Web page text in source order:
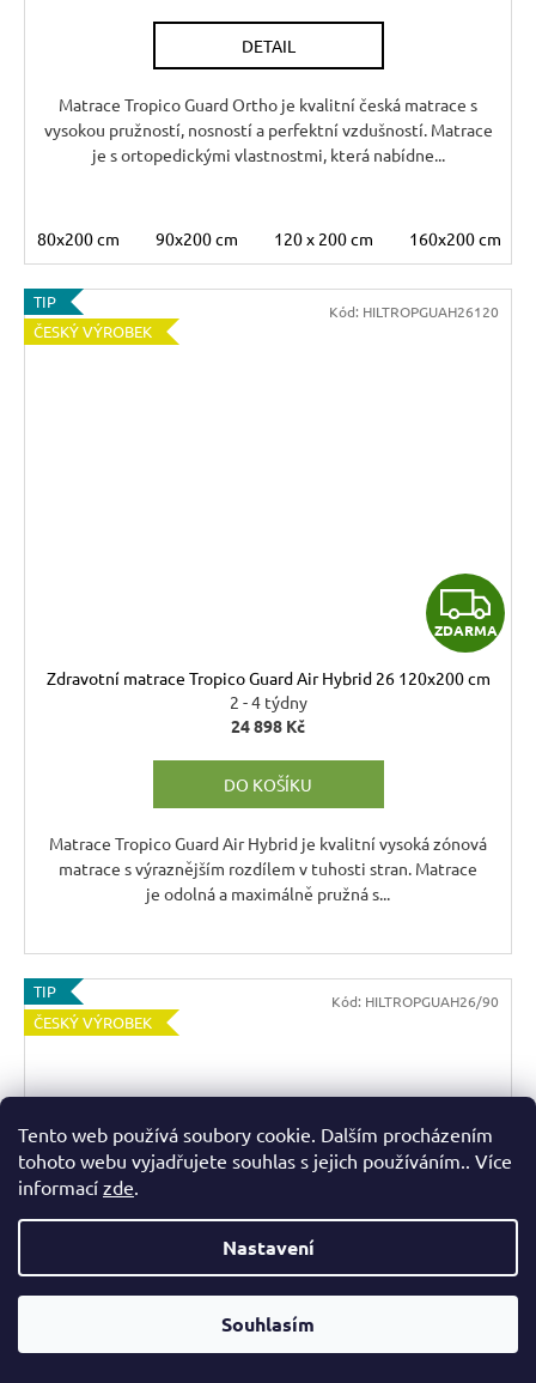
Tento web používá soubory cookie. Dalším procházením
tohoto webu vyjadřujete souhlas s jejich používáním.. Více
informací zde.
Nastavení
Souhlasím
A
DETAIL
Matrace Tropico Guard Ortho je kvalitní česká matrace s
vysokou pružností, nosností a perfektní vzdušností. Matrace
je s ortopedickými vlastnostmi, která nabídne...
80x200 cm 90x200 cm 120 x 200 cm 160x200 cm
TIP
ČESKÝ VÝROBEK
Z
D
ZDARMA
Zdravotní matrace Tropico Guard Air Hybrid 26 120x200 cm
2 - 4 týdny
24 898 Kč
DO KOŠÍKU
Matrace Tropico Guard Air Hybrid je kvalitní vysoká zónová
matrace s výraznějším rozdílem v tuhosti stran. Matrace
je odolná a maximálně pružná s...
Kód: HILTROPGUAH26120
TIP
ČESKÝ VÝROBEK
Z
D
Kód: HILTROPGUAH26/90